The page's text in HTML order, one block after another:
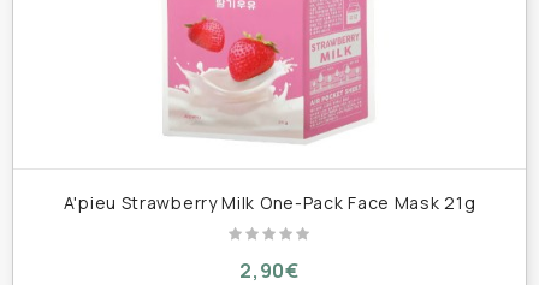
A'pieu Strawberry Milk One-Pack Face Mask 21g
2,90€